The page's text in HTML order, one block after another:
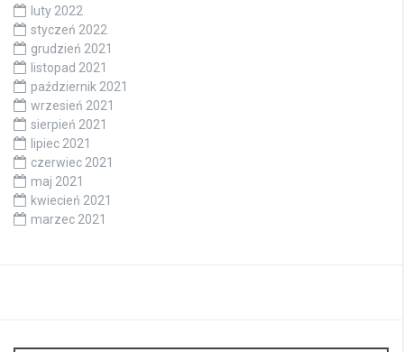
luty 2022
styczeń 2022
grudzień 2021
listopad 2021
październik 2021
wrzesień 2021
sierpień 2021
lipiec 2021
czerwiec 2021
maj 2021
kwiecień 2021
marzec 2021